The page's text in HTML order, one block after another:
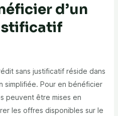
d’un
sans justificatif réside dans
simplifiée. Pour en bénéficier
peuvent être mises en
les offres disponibles sur le